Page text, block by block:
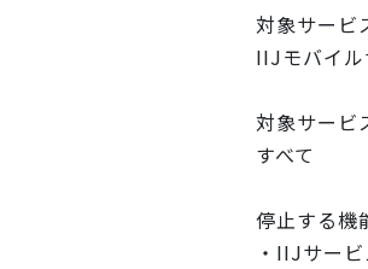
対象サービ
IIJモバイ
対象サービ
すべて
停止する機
・IIJサー